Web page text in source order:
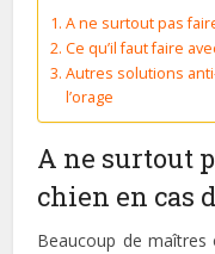
A ne surtout pas
Ce qu’il faut faire
Autres solutions
l’orage
A ne surtout
chien en cas
Beaucoup de